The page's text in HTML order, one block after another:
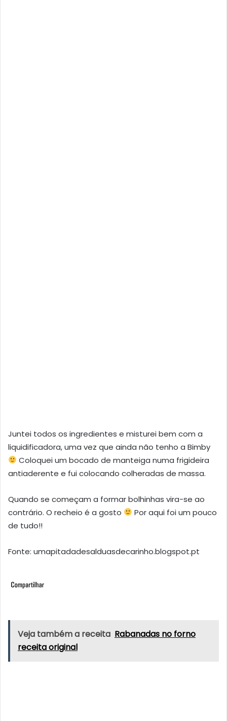
Juntei todos os ingredientes e misturei bem com a
liquidificadora, uma vez que ainda não tenho a Bimby
Coloquei um bocado de manteiga numa frigideira
antiaderente e fui colocando colheradas de massa.
Quando se começam a formar bolhinhas vira-se ao
contrário. O recheio é a gosto
Por aqui foi um pouco
de tudo!!
Fonte: umapitadadesalduasdecarinho.blogspot.pt
Veja também a receita Rabanadas no forno
receita original